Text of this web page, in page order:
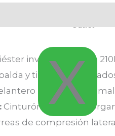
Outlet
X
invisible Ripstop
y tirantes
| Laterales de
Cinturón extraíble |
de compresión